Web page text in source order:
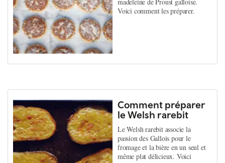
Voici comment les préparer.
Comment préparer
le Welsh rarebit
Le Welsh rarebit associe la
passion des Gallois pour le
fromage et la bière en un seul et
même plat délicieux. Voici